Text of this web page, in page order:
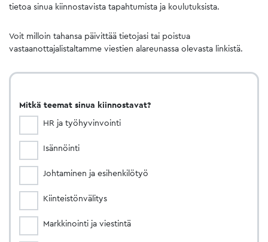
tietoa sinua kiinnostavista tapahtumista ja koulutuksista.
Voit milloin tahansa päivittää tietojasi tai poistua
vastaanottajalistaltamme viestien alareunassa olevasta linkistä.
Mitkä teemat sinua kiinnostavat?
HR ja työhyvinvointi
Isännöinti
Johtaminen ja esihenkilötyö
Kiinteistönvälitys
Markkinointi ja viestintä